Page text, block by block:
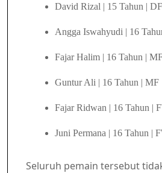
David Rizal | 15 Tahun | DF
Angga Iswahyudi | 16
Fajar Halim | 16 Tahun |
Guntur Ali | 16 Tahun | MF
Fajar Ridwan | 16 Tahun |
Juni Permana | 16 Tahun |
Seluruh pemain tersebut